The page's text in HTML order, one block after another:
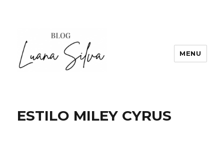
MENU
ESTILO MILEY CYRUS